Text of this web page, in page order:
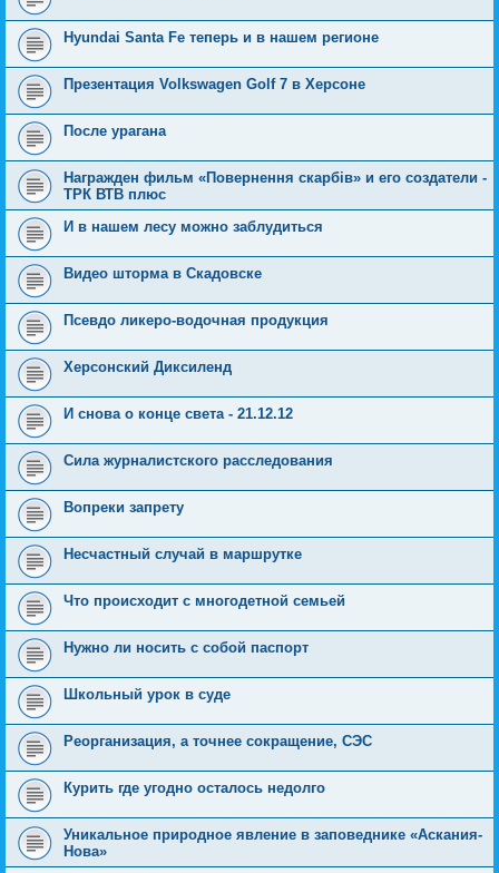
Hyundai Santa Fe теперь и в нашем регионе
Презентация Volkswagen Golf 7 в Херсоне
После урагана
Награжден фильм «Повернення скарбiв» и его создатели -
ТРК ВТВ плюс
И в нашем лесу можно заблудиться
Видео шторма в Скадовске
Псевдо ликеро-водочная продукция
Херсонский Диксиленд
И снова о конце света - 21.12.12
Сила журналистского расследования
Вопреки запрету
Несчастный случай в маршрутке
Что происходит с многодетной семьей
Нужно ли носить с собой паспорт
Школьный урок в суде
Реорганизация, а точнее сокращение, СЭС
Курить где угодно осталось недолго
Уникальное природное явление в заповеднике «Аскания-
Нова»